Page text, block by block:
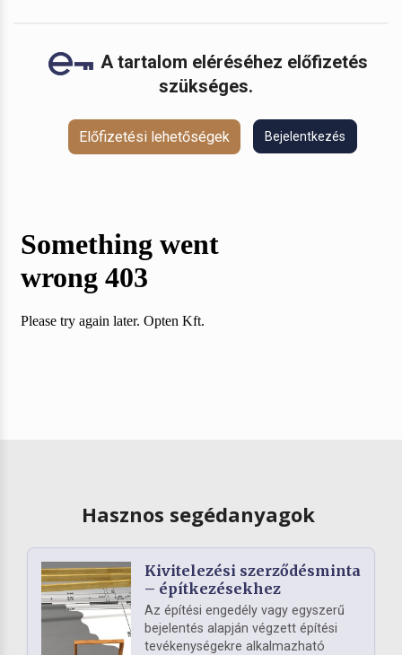
A tartalom eléréséhez előfizetés
szükséges.
Előfizetési lehetőségek Bejelentkezés
Hasznos segédanyagok
Kivitelezési szerződésminta
– építkezésekhez
Az építési engedély vagy egyszerű
bejelentés alapján végzett építési
tevékenységekre alkalmazható